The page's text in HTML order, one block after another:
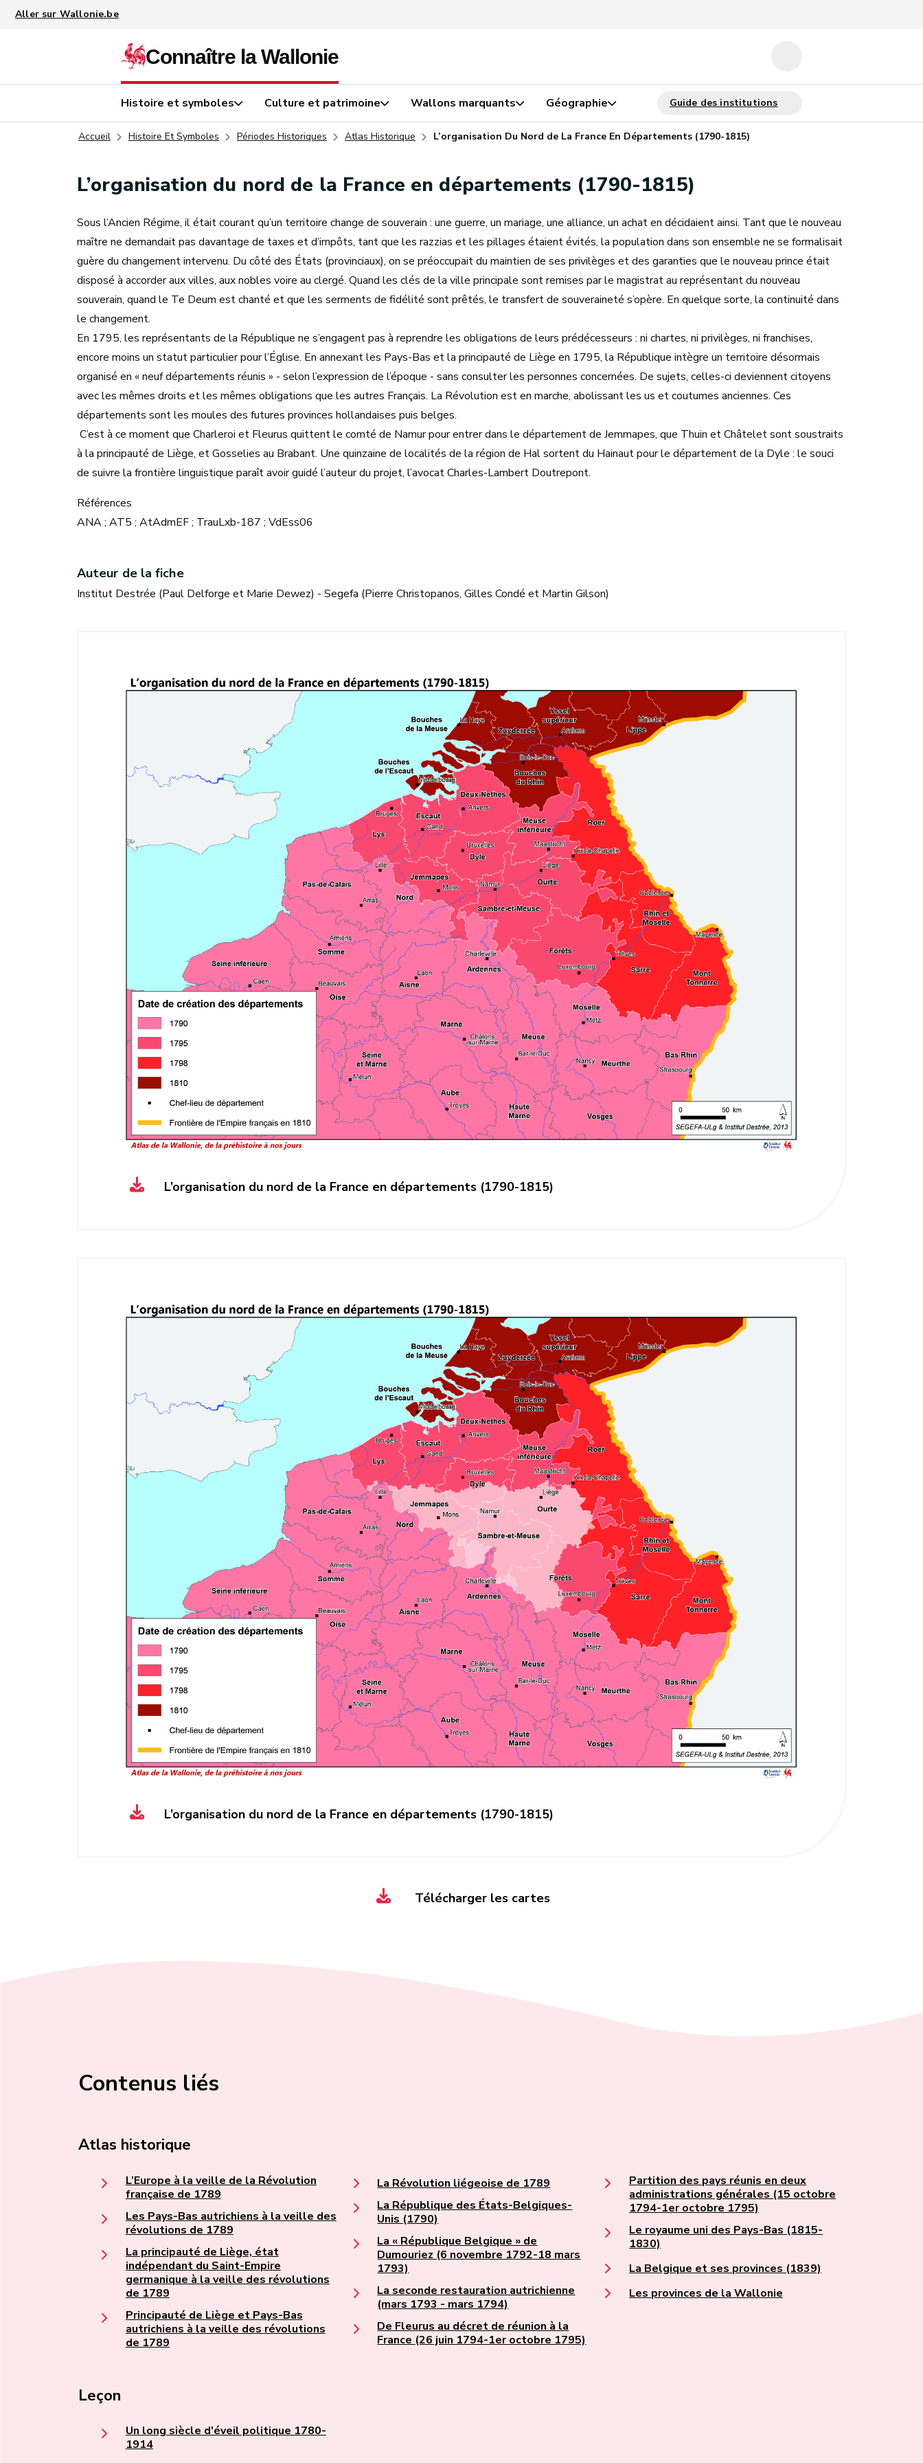
Histoire et symboles Culture et patrimoine Wallons marquants Géographie
Accueil Histoire Et Symboles Périodes Historiques Atlas Historique L’organisation Du Nord de La France En Départements (1790-1815)
L’organisation du nord de la France en départements (1790-1815)
Sous l’Ancien Régime, il était courant qu’un territoire change de souverain : une guerre, un mariage, une alliance, un achat en décidaient ainsi. Tant que le nouveau
maître ne demandait pas davantage de taxes et d’impôts, tant que les razzias et les pillages étaient évités, la population dans son ensemble ne se formalisait
guère du changement intervenu. Du côté des États (provinciaux), on se préoccupait du maintien de ses privilèges et des garanties que le nouveau prince était
disposé à accorder aux villes, aux nobles voire au clergé. Quand les clés de la ville principale sont remises par le magistrat au représentant du nouveau
souverain, quand le Te Deum est chanté et que les serments de fidélité sont prêtés, le transfert de souveraineté s’opère. En quelque sorte, la continuité dans
le changement.
En 1795, les représentants de la République ne s’engagent pas à reprendre les obligations de leurs prédécesseurs : ni chartes, ni privilèges, ni franchises,
encore moins un statut particulier pour l’Église. En annexant les Pays-Bas et la principauté de Liège en 1795, la République intègre un territoire désormais
organisé en « neuf départements réunis » - selon l’expression de l’époque - sans consulter les personnes concernées. De sujets, celles-ci deviennent citoyens
avec les mêmes droits et les mêmes obligations que les autres Français. La Révolution est en marche, abolissant les us et coutumes anciennes. Ces
départements sont les moules des futures provinces hollandaises puis belges.
C’est à ce moment que Charleroi et Fleurus quittent le comté de Namur pour entrer dans le département de Jemmapes, que Thuin et Châtelet sont soustraits
à la principauté de Liège, et Gosselies au Brabant. Une quinzaine de localités de la région de Hal sortent du Hainaut pour le département de la Dyle : le souci
de suivre la frontière linguistique paraît avoir guidé l’auteur du projet, l’avocat Charles-Lambert Doutrepont.
Références
ANA ; AT5 ; AtAdmEF ; TrauLxb-187 ; VdEss06
Auteur de la fiche
Institut Destrée (Paul Delforge et Marie Dewez) - Segefa (Pierre Christopanos, Gilles Condé et Martin Gilson)
L’organisation du nord de la France en départements (1790-1815)
L’organisation du nord de la France en départements (1790-1815)
Télécharger les cartes
Contenus liés
Atlas historique
L’Europe à la veille de la Révolution
française de 1789
Les Pays-Bas autrichiens à la veille des
révolutions de 1789
La principauté de Liège, état
indépendant du Saint-Empire
germanique à la veille des révolutions
de 1789
Principauté de Liège et Pays-Bas
autrichiens à la veille des révolutions
de 1789
La Révolution liégeoise de 1789
La République des États-Belgiques-
Unis (1790)
La « République Belgique » de
Dumouriez (6 novembre 1792-18 mars
1793)
La seconde restauration autrichienne
(mars 1793 - mars 1794)
De Fleurus au décret de réunion à la
France (26 juin 1794-1er octobre 1795)
Partition des pays réunis en deux
administrations générales (15 octobre
1794-1er octobre 1795)
Le royaume uni des Pays-Bas (1815-
1830)
La Belgique et ses provinces (1839)
Les provinces de la Wallonie
Leçon
Un long siècle d'éveil politique 1780-
1914